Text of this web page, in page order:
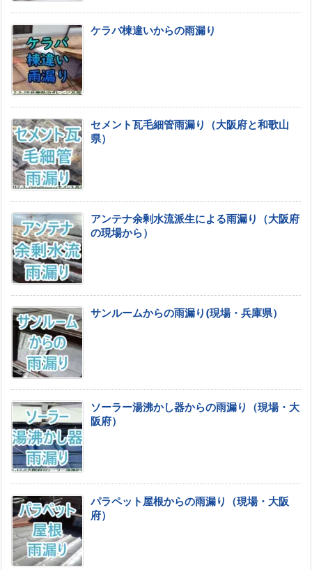
ケラバ棟違いからの雨漏り
セメント瓦毛細管雨漏り（大阪府と和歌山
県）
アンテナ余剰水流派生による雨漏り（大阪府
の現場から）
サンルームからの雨漏り(現場・兵庫県）
ソーラー湯沸かし器からの雨漏り（現場・大
阪府）
パラペット屋根からの雨漏り（現場・大阪
府）